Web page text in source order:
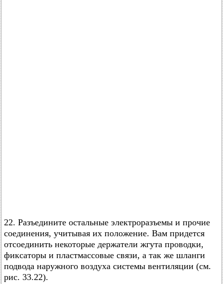
22. Разъедините остальные электроразъемы и прочие
соединения, учитывая их положение. Вам придется
отсоединить некоторые держатели жгута проводки,
фиксаторы и пластмассовые связи, а так же шланги
подвода наружного воздуха системы вентиляции (см.
рис. 33.22).